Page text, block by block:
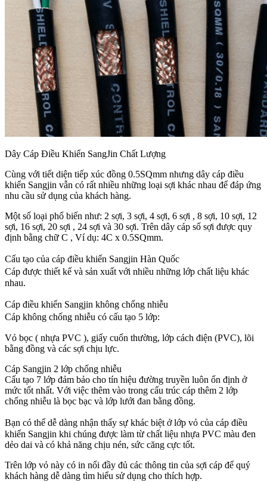
Dây Cáp Điều Khiển SangJin Chất Lượng
Cùng với tiết diện tiếp xúc đồng 0.5SQmm nhưng dây cáp điều
khiển Sangjin vẫn có rất nhiều những loại sợi khác nhau để đáp ứng
nhu cầu sử dụng của khách hàng.
Một số loại phổ biến như: 2 sợi, 3 sợi, 4 sợi, 6 sợi , 8 sợi, 10 sợi, 12
sợi, 16 sợi, 20 sợi , 24 sợi và 30 sợi. Trên dây cáp số sợi được quy
định bằng chữ C , Ví dụ: 4C x 0.5SQmm.
Cấu tạo của cáp điều khiển Sangjin Hàn Quốc
Cáp được thiết kế và sản xuất với nhiều những lớp chất liệu khác
nhau.
Cáp điều khiển Sangjin không chống nhiễu
Cáp không chống nhiễu có cấu tạo 5 lớp:
Vỏ bọc ( nhựa PVC ), giấy cuốn thường, lớp cách điện (PVC), lõi
bằng đồng và các sợi chịu lực.
Cáp Sangjin 2 lớp chống nhiễu
Cấu tạo 7 lớp đảm bảo cho tín hiệu đường truyền luôn ổn định ở
mức tốt nhất. Với việc thêm vào trong cấu trúc cáp thêm 2 lớp
chống nhiễu là bọc bạc và lớp lưới đan bằng đồng.
Bạn có thể dễ dàng nhận thấy sự khác biệt ở lớp vỏ của cáp điều
khiển Sangjin khi chúng được làm từ chất liệu nhựa PVC màu đen
dẻo dai và có khả năng chịu nén, sức căng cực tốt.
Trên lớp vỏ này có in nổi đầy đủ các thông tin của sợi cáp để quý
khách hàng dễ dàng tìm hiểu sử dụng cho thích hợp.